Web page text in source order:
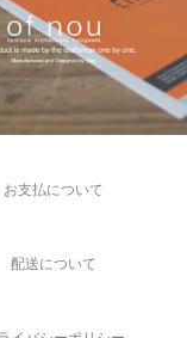
お支払について
配送について